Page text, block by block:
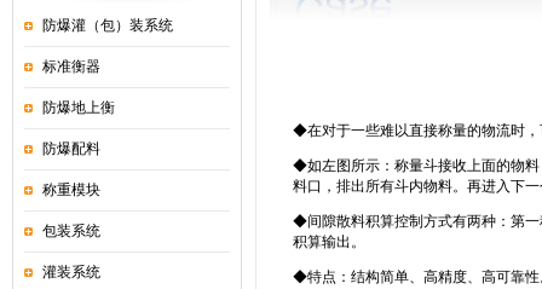
防爆灌（包）装系统
标准衡器
防爆地上衡
防爆配料
称重模块
包装系统
灌装系统
◆在对于一些难以直接称量的物流时
◆如左图所示：称量斗接收上面的物
料口，排出所有斗内物料。再进入下
◆间隙散料积算控制方式有两种：第
积算输出。
◆特点：结构简单、高精度、高可靠性